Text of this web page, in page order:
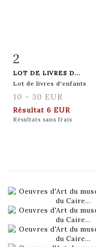
Fiche détaillée
2
LOT DE LIVRES D...
Lot de livres d'enfants
10 - 30 EUR
Résultat 6 EUR
Résultats sans frais